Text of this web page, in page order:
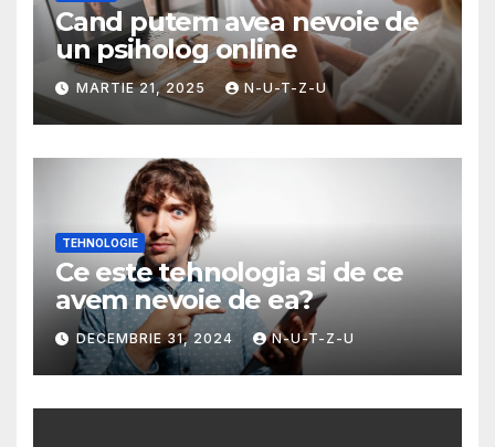
Cand putem avea nevoie de
un psiholog online
MARTIE 21, 2025 N-U-T-Z-U
TEHNOLOGIE
Ce este tehnologia si de ce
avem nevoie de ea?
DECEMBRIE 31, 2024 N-U-T-Z-U